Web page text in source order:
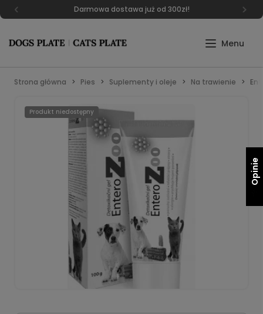
Darmowa dostawa już od 300zł!
Strona główna Pies Suplementy i oleje Na trawienie
Produkt niedostępny
Opinie